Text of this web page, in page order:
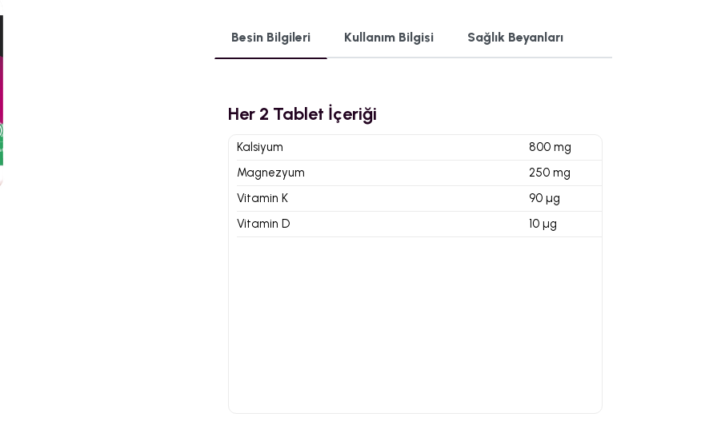
Besin Bilgileri Kullanım Bilgisi Sağlık Beyanları
Her 2 Tablet İçeriği
Kalsiyum
800 mg
Magnezyum
250 mg
Vitamin K
90 µg
Vitamin D
10 µg